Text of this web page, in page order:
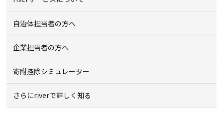
自治体担当者の方へ
企業担当者の方へ
寄附控除シミュレーター
さらにriverで詳しく知る